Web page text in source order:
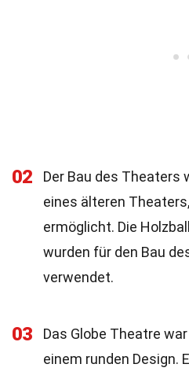
02
Der Bau des Theaters
eines älteren
ermöglicht. Die
wurden für den Bau
verwendet.
03
Das Globe Theatre
einem runden Design.